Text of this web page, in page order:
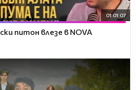
01:01:07
питон влезе в NOVA